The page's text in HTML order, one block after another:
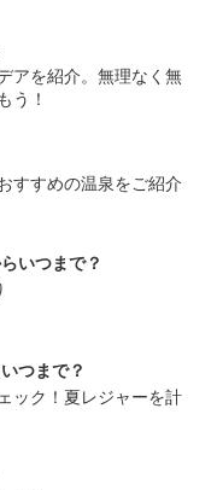
アを紹介。無理なく無
う！
すすめの温泉をご紹介
いつまで？
つまで？
ック！夏レジャーを計